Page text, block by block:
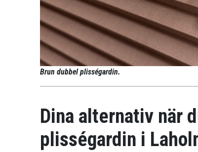
Brun dubbel plisségardin.
Dina alternativ när
plisségardin i